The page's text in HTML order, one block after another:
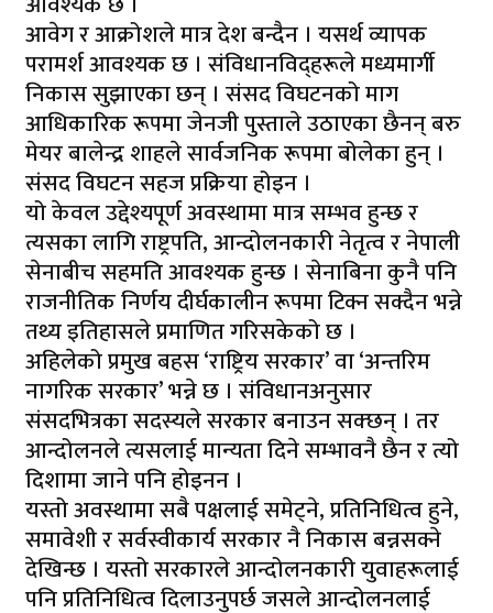
आवेग र आक्रोशले मात्र देश बन्दैन । यसर्थ व्यापक
परामर्श आवश्यक छ । संविधानविद्हरूले मध्यमार्गी
निकास सुझाएका छन् । संसद विघटनको माग
आधिकारिक रूपमा जेनजी पुस्ताले उठाएका छैनन् बरु
मेयर बालेन्द्र शाहले सार्वजनिक रूपमा बोलेका हुन् ।
संसद विघटन सहज प्रक्रिया होइन ।
यो केवल उद्देश्यपूर्ण अवस्थामा मात्र सम्भव हुन्छ र
त्यसका लागि राष्ट्रपति, आन्दोलनकारी नेतृत्व र नेपाली
सेनाबीच सहमति आवश्यक हुन्छ । सेनाबिना कुनै पनि
राजनीतिक निर्णय दीर्घकालीन रूपमा टिक्न सक्दैन भन्ने
तथ्य इतिहासले प्रमाणित गरिसकेको छ ।
अहिलेको प्रमुख बहस ‘राष्ट्रिय सरकार’ वा ‘अन्तरिम
नागरिक सरकार’ भन्ने छ । संविधानअनुसार
संसदभित्रका सदस्यले सरकार बनाउन सक्छन् । तर
आन्दोलनले त्यसलाई मान्यता दिने सम्भावनै छैन र त्यो
दिशामा जाने पनि होइनन ।
यस्तो अवस्थामा सबै पक्षलाई समेट्ने, प्रतिनिधित्व हुने,
समावेशी र सर्वस्वीकार्य सरकार नै निकास बन्नसक्ने
देखिन्छ । यस्तो सरकारले आन्दोलनकारी युवाहरूलाई
पनि प्रतिनिधित्व दिलाउनुपर्छ जसले आन्दोलनलाई